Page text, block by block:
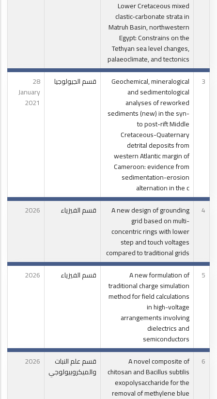
Lower Cretaceous mixed
clastic-carbonate strata in
Matruh Basin, northwestern
Egypt: Constrains on the
Tethyan sea level changes,
palaeoclimate, and tectonics
3
Geochemical, mineralogical
and sedimentological
analyses of reworked
sediments (new) in the syn-
to post-rift Middle
Cretaceous-Quaternary
detrital deposits from
western Atlantic margin of
Cameroon: evidence from
sedimentation-erosion
alternation in the c
قسم الجيولوجيا
28
January
2021
4
A new design of grounding
grid based on multi-
concentric rings with lower
step and touch voltages
compared to traditional grids
قسم الفيزياء 2026
5
A new formulation of
traditional charge simulation
method for field calculations
in high-voltage
arrangements involving
dielectrics and
semiconductors
قسم الفيزياء 2026
6
A novel composite of
chitosan and Bacillus subtilis
exopolysaccharide for the
removal of methylene blue
قسم علم النبات
والميكروبيولوجي
2026